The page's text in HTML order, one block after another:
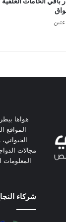
هواها
المواقع
مجالات
شركاء